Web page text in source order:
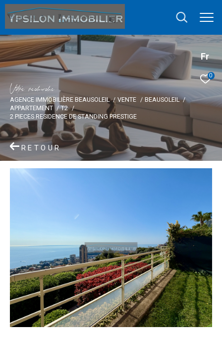
Fr
0
Vore recece
AGENCE IMMOBILIÈRE BEAUSOLEIL VENTE
BEAUSOLEIL
APPARTEMENT
T2
2 PIECES RESIDENCE DE STANDING PRESTIGE
RETOUR